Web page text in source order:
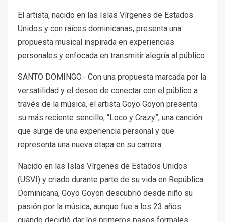
El artista, nacido en las Islas Vírgenes de Estados
Unidos y con raíces dominicanas, presenta una
propuesta musical inspirada en experiencias
personales y enfocada en transmitir alegría al público
SANTO DOMINGO.- Con una propuesta marcada por la
versatilidad y el deseo de conectar con el público a
través de la música, el artista Goyo Goyon presenta
su más reciente sencillo, “Loco y Crazy”, una canción
que surge de una experiencia personal y que
representa una nueva etapa en su carrera.
Nacido en las Islas Vírgenes de Estados Unidos
(USVI) y criado durante parte de su vida en República
Dominicana, Goyo Goyon descubrió desde niño su
pasión por la música, aunque fue a los 23 años